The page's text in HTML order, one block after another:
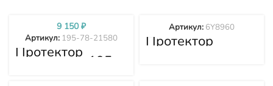
Протектор
рыхлителя 195-
Артикул: 195-78-21580
9 150₽
Протектор
рыхлителя
Артикул: 6Y8960